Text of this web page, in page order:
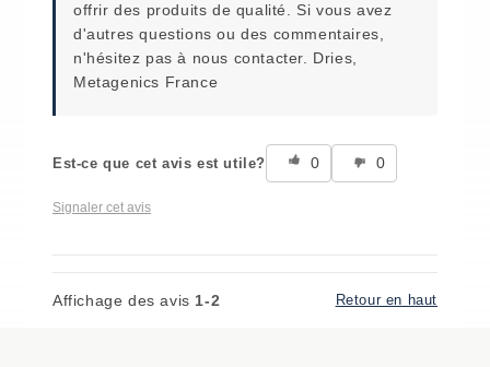
offrir des produits de qualité. Si vous avez
d'autres questions ou des commentaires,
n'hésitez pas à nous contacter. Dries,
Metagenics France
Est-ce que cet avis est utile? 0 0
Signaler cet avis
Affichage des avis 1-2 Retour en haut